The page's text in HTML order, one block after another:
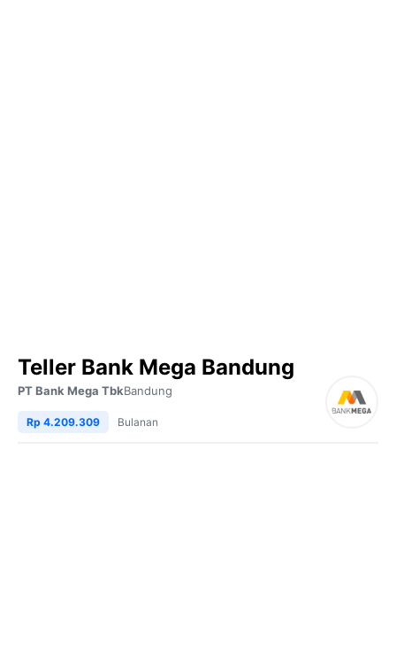
Teller Bank Mega Bandung
PT Bank Mega TbkBandung
Rp 4.209.309 Bulanan